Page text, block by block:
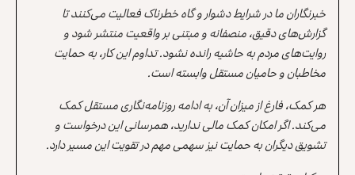
خبرنگاران ما در شرایط دشوار و گاه خطرناک فعالیت می‌کنند تا
گزارش‌های دقیق، منصفانه و مبتنی بر واقعیت منتشر شود و
روایت‌های مردم به حاشیه رانده نشود. تداوم این کار، به حمایت
مخاطبان و حامیان مستقل وابسته است.
هر کمک، فارغ از میزان آن، به ادامه روزنامه‌نگاری مستقل کمک
می‌کند. اگر امکان کمک مالی ندارید، همرسانی این درخواست و
تشویق دیگران به حمایت نیز سهمی مهم در تقویت این مسیر دارد.